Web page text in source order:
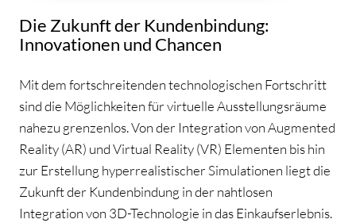
Die Zukunft der Kundenbindung:
Innovationen und Chancen
Mit dem fortschreitenden technologischen Fortschritt
sind die Möglichkeiten für virtuelle Ausstellungsräume
nahezu grenzenlos. Von der Integration von Augmented
Reality (AR) und Virtual Reality (VR) Elementen bis hin
zur Erstellung hyperrealistischer Simulationen liegt die
Zukunft der Kundenbindung in der nahtlosen
Integration von 3D-Technologie in das Einkaufserlebnis.